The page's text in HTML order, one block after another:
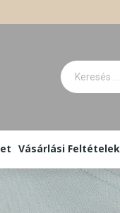
Vásárlási Feltételek